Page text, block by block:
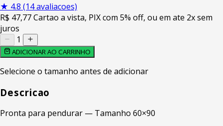
★ 4.8 (14 avaliacoes)
R$ 47,77Cartao a vista, PIX com 5% off, ou em ate 2x sem
juros
1
ADICIONAR AO CARRINHO
Selecione o tamanho antes de adicionar
Descricao
Pronta para pendurar — Tamanho 60×90